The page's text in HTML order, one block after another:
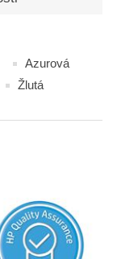
Azurová
Žlutá